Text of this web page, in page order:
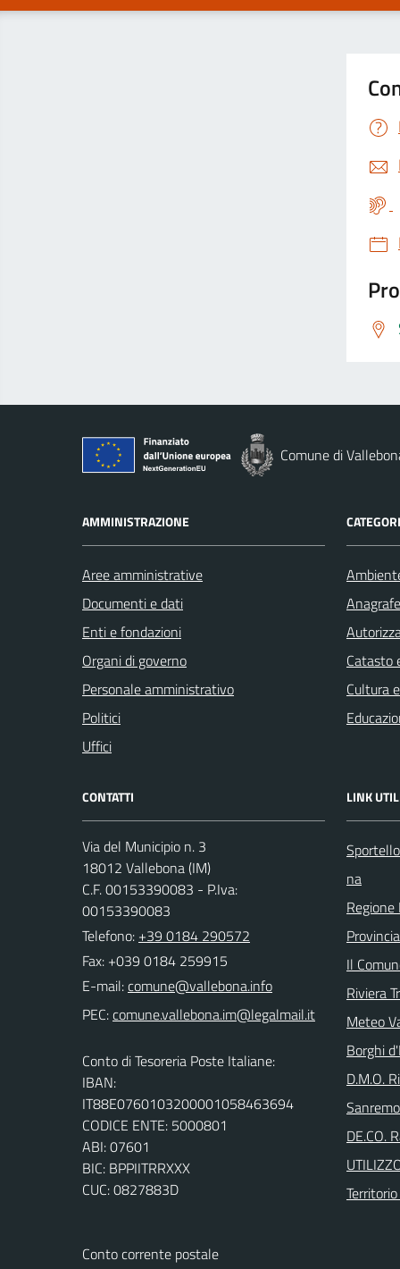
Comune di
AMMINISTRAZIONE
Aree amministrative
Documenti e dati
Enti e fondazioni
Organi di governo
Personale amministrativo
Politici
Uffici
Catasto
Cultura
CONTATTI
Via del Municipio n. 3
18012 Vallebona (IM)
C.F. 00153390083 - P.Iva:
00153390083
Telefono: +39 0184 290572
Fax: +039 0184 259915
E-mail:
PEC:
Conto di Tesoreria Poste Italiane:
IBAN:
IT88E0760103200001058463694
CODICE ENTE: 5000801
ABI: 07601
BIC: BPPIITRRXXX
CUC: 0827883D
Conto corrente postale
LINK
na
Regione
Il
Riviera
Meteo
Borghi
D.M.O.
DE.CO.